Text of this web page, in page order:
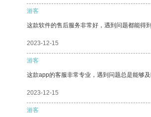
游客
这款软件的售后服务非常好，遇到问题都能得到
2023-12-15
游客
这款app的客服非常专业，遇到问题总是能够
2023-12-15
游客